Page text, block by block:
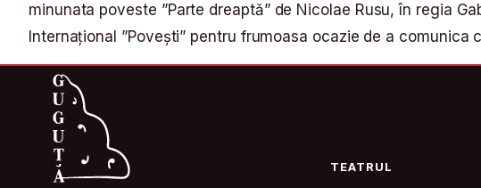
minunata poveste ”Parte dreaptă” de Nicolae Rusu, în regia
Internațional ”Povești” pentru frumoasa ocazie de a
TEATRUL